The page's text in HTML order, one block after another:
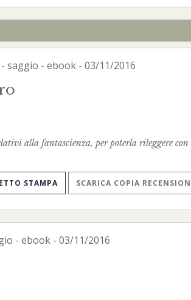
saggio - ebook- 03/11/2016
alla fantascienza, per poterla rileggere con
STAMPA SCARICA COPIA
- ebook- 03/11/2016